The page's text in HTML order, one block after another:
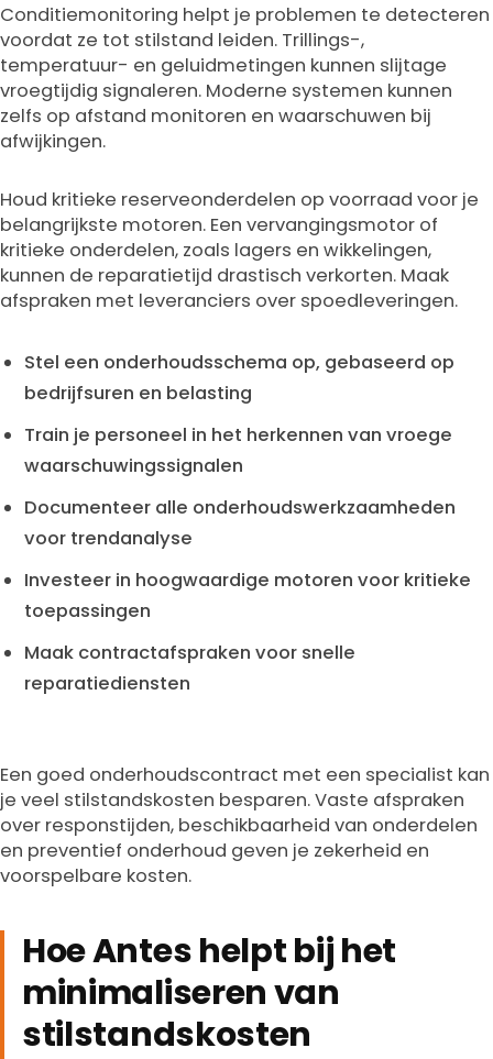
Conditiemonitoring helpt je problemen te detecteren
voordat ze tot stilstand leiden. Trillings-,
temperatuur- en geluidmetingen kunnen slijtage
vroegtijdig signaleren. Moderne systemen kunnen
zelfs op afstand monitoren en waarschuwen bij
afwijkingen.
Houd kritieke reserveonderdelen op voorraad voor je
belangrijkste motoren. Een vervangingsmotor of
kritieke onderdelen, zoals lagers en wikkelingen,
kunnen de reparatietijd drastisch verkorten. Maak
afspraken met leveranciers over spoedleveringen.
Stel een onderhoudsschema op, gebaseerd op
bedrijfsuren en belasting
Train je personeel in het herkennen van vroege
waarschuwingssignalen
Documenteer alle onderhoudswerkzaamheden
voor trendanalyse
Investeer in hoogwaardige motoren voor kritieke
toepassingen
Maak contractafspraken voor snelle
reparatiediensten
Een goed onderhoudscontract met een specialist kan
je veel stilstandskosten besparen. Vaste afspraken
over responstijden, beschikbaarheid van onderdelen
en preventief onderhoud geven je zekerheid en
voorspelbare kosten.
Hoe Antes helpt bij het
minimaliseren van
stilstandskosten